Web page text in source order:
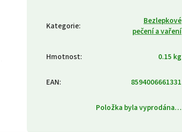
Kategorie:
Bezlepkové
pečení a vaření
Hmotnost: 0.15 kg
EAN: 8594006661331
Položka byla vyprodána…